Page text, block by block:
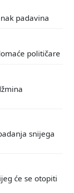
padavina
političare
snijega
će se otopiti